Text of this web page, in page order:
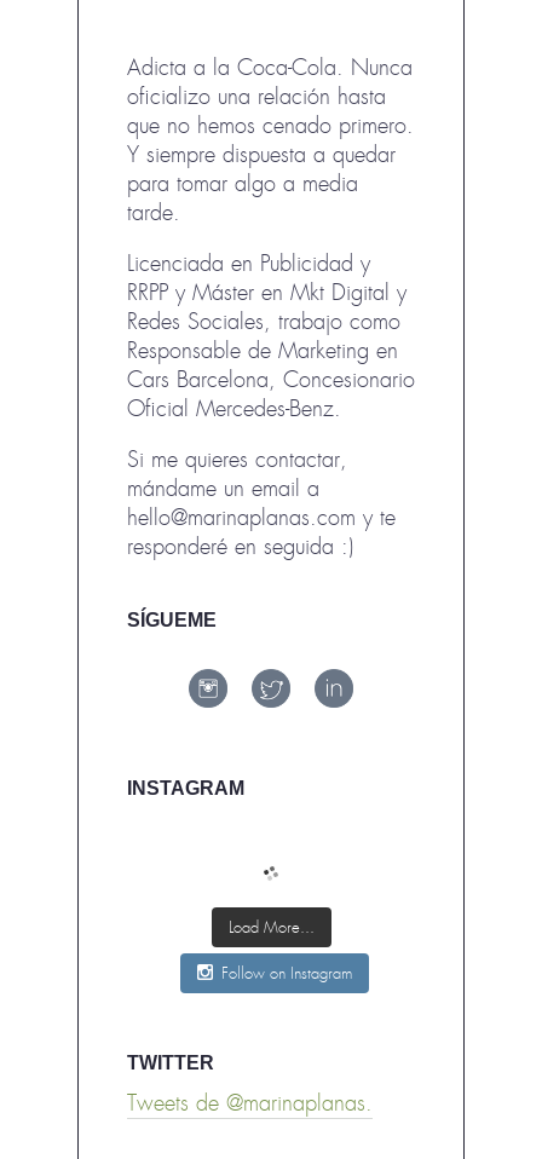
Adicta a la Coca-Cola. Nunca
oficializo una relación hasta
que no hemos cenado primero.
Y siempre dispuesta a quedar
para tomar algo a media
tarde.
Licenciada en Publicidad y
RRPP y Máster en Mkt Digital y
Redes Sociales, trabajo como
Responsable de Marketing en
Cars Barcelona, Concesionario
Oficial Mercedes-Benz.
Si me quieres contactar,
mándame un email a
hello@marinaplanas.com y te
responderé en seguida :)
SÍGUEME
INSTAGRAM
Load More...
Follow on Instagram
TWITTER
Tweets de @marinaplanas.